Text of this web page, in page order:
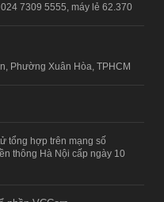
024 7309 5555, máy lẻ 62.370
Phường Xuân Hòa, TPHCM
tổng hợp trên mạng số
thông Hà Nội cấp ngày 10